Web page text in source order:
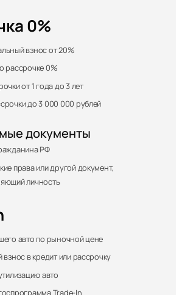
0%
взнос от 20%
рассрочке 0%
от 1 года до 3 лет
до 3 000 000 рублей
документы
РФ
права или другой документ,
личность
авто по рыночной цене
взнос в кредит или рассрочку
авто
Trade-In